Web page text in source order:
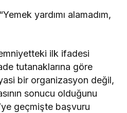
yardımı alamadım,
ilk ifadesi
tutanaklarına göre
bir organizasyon değil,
sonucu olduğunu
geçmişte başvuru